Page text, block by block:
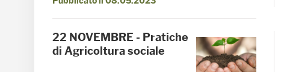
22 NOVEMBRE - Pratiche
di Agricoltura sociale